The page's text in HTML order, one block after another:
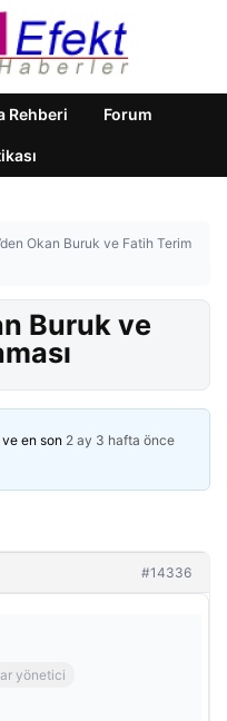
Rehberi Forum
Okan Buruk ve Fatih Terim
Buruk ve
en son 2 ay 3 hafta önce
#14336
yönetici